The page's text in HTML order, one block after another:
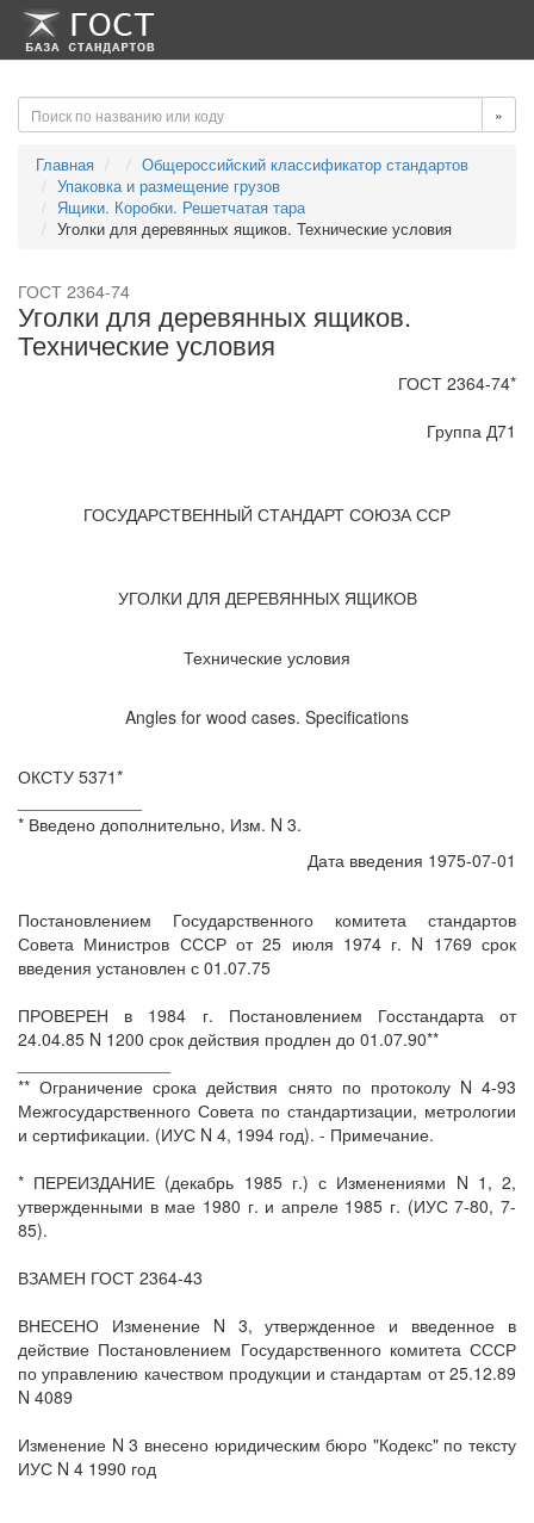
-->-->
»
Главная
Общероссийский классификатор стандартов
Упаковка и размещение грузов
Ящики. Коробки. Решетчатая тара
Уголки для деревянных ящиков. Технические условия
ГОСТ 2364-74
Уголки для деревянных ящиков.
Технические условия
ГОСТ 2364-74*
Группа Д71
ГОСУДАРСТВЕННЫЙ СТАНДАРТ СОЮЗА ССР
УГОЛКИ ДЛЯ ДЕРЕВЯННЫХ ЯЩИКОВ
Технические условия
Angles for wood cases. Specifications
ОКСТУ 5371*
* Введено дополнительно, Изм. N 3.
Дата введения 1975-07-01
Постановлением Государственного комитета стандартов
Совета Министров СССР от 25 июля 1974 г. N 1769 срок
введения установлен с 01.07.75
ПРОВЕРЕН в 1984 г. Постановлением Госстандарта от
24.04.85 N 1200 срок действия продлен до 01.07.90**
** Ограничение срока действия снято по протоколу N 4-93
Межгосударственного Совета по стандартизации, метрологии
и сертификации. (ИУС N 4, 1994 год). - Примечание.
* ПЕРЕИЗДАНИЕ (декабрь 1985 г.) с Изменениями N 1, 2,
утвержденными в мае 1980 г. и апреле 1985 г. (ИУС 7-80, 7-
85).
ВЗАМЕН ГОСТ 2364-43
ВНЕСЕНО Изменение N 3, утвержденное и введенное в
действие Постановлением Государственного комитета СССР
по управлению качеством продукции и стандартам от 25.12.89
N 4089
Изменение N 3 внесено юридическим бюро "Кодекс" по тексту
ИУС N 4 1990 год